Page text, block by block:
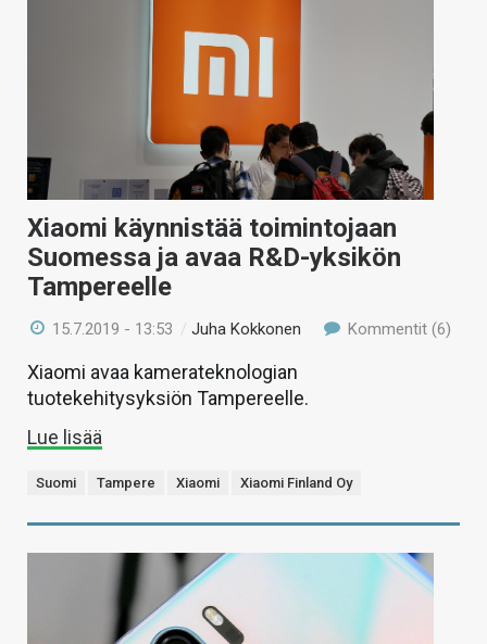
Xiaomi käynnistää toimintojaan
Suomessa ja avaa R&D-yksikön
Tampereelle
15.7.2019 - 13:53 /Juha Kokkonen Kommentit (6)
Xiaomi avaa kamerateknologian
tuotekehitysyksiön Tampereelle.
Lue lisää
Suomi Tampere Xiaomi Xiaomi Finland Oy